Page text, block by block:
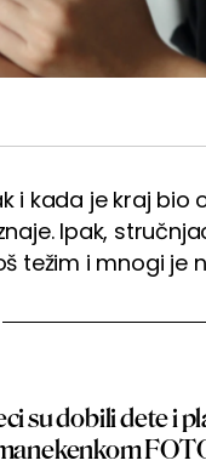
i kada je kraj bio
Ipak,
težim i mnogi je
su dobili dete i